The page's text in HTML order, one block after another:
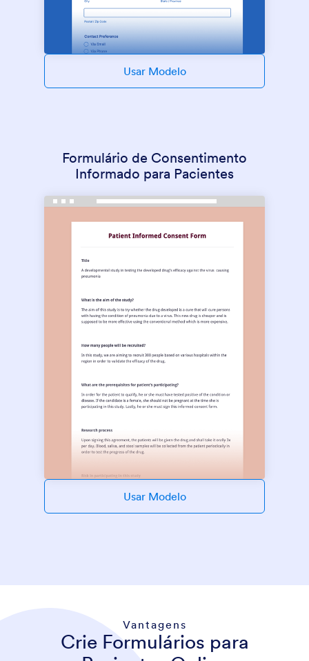
Usar Modelo
Formulário de Consentimento
Informado para Pacientes
Usar Modelo
Vantagens
Crie Formulários para